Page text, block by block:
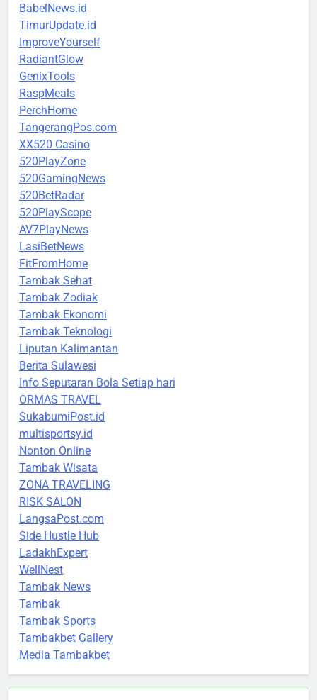
BabelNews.id
TimurUpdate.id
ImproveYourself
RadiantGlow
GenixTools
RaspMeals
PerchHome
TangerangPos.com
XX520 Casino
520PlayZone
520GamingNews
520BetRadar
520PlayScope
AV7PlayNews
LasiBetNews
FitFromHome
Tambak Sehat
Tambak Zodiak
Tambak Ekonomi
Tambak Teknologi
Liputan Kalimantan
Berita Sulawesi
Info Seputaran Bola Setiap hari
ORMAS TRAVEL
SukabumiPost.id
multisportsy.id
Nonton Online
Tambak Wisata
ZONA TRAVELING
RISK SALON
LangsaPost.com
Side Hustle Hub
LadakhExpert
WellNest
Tambak News
Tambak
Tambak Sports
Tambakbet Gallery
Media Tambakbet